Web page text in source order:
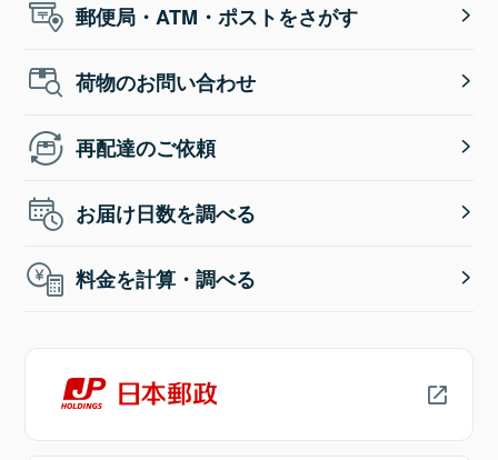
郵便局・ATM・ポストをさがす
荷物のお問い合わせ
再配達のご依頼
お届け日数を調べる
料金を計算・調べる